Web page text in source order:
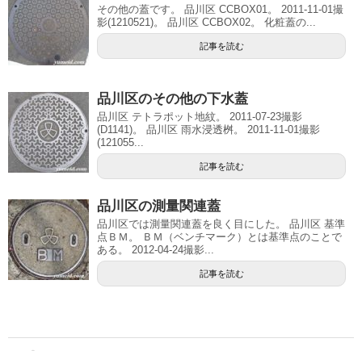
その他の蓋です。 品川区 CCBOX01。 2011-11-01撮
影(1210521)。 品川区 CCBOX02。 化粧蓋の...
記事を読む
品川区のその他の下水蓋
品川区 テトラポット地紋。 2011-07-23撮影
(D1141)。 品川区 雨水浸透桝。 2011-11-01撮影
(121055...
記事を読む
品川区の測量関連蓋
品川区では測量関連蓋を良く目にした。 品川区 基準
点ＢＭ。 ＢＭ（ベンチマーク）とは基準点のことで
ある。 2012-04-24撮影...
記事を読む